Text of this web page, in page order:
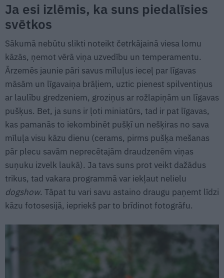
Ja esi izlēmis, ka suns piedalīsies
svētkos
Sākumā nebūtu slikti noteikt četrkājainā viesa lomu
kāzās, ņemot vērā viņa uzvedību un temperamentu.
Ārzemēs jaunie pāri savus mīluļus ieceļ par līgavas
māsām un līgavaiņa brāļiem, uztic pienest spilventiņus
ar laulību gredzeniem, groziņus ar rožlapiņām un līgavas
pušķus. Bet, ja suns ir ļoti miniatūrs, tad ir pat līgavas,
kas pamanās to iekombinēt pušķī un nešķiras no sava
mīluļa visu kāzu dienu (cerams, pirms pušķa mešanas
pār plecu savām neprecētajām draudzenēm viņas
suņuku izvelk laukā). Ja tavs suns prot veikt dažādus
trikus, tad vakara programmā var iekļaut nelielu
dogshow. Tāpat tu vari savu astaino draugu paņemt līdzi
kāzu fotosesijā, iepriekš par to brīdinot fotogrāfu.